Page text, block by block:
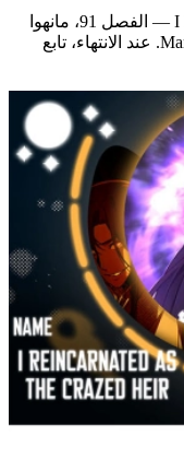
أنت تقرأ I Reincarnated As The Crazed Heir — الفصل 91، مانهوا
عند الانتهاء، تابع